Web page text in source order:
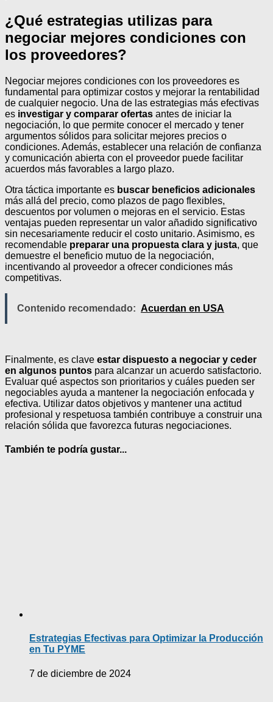
¿Qué estrategias utilizas para
negociar mejores condiciones con
los proveedores?
Negociar mejores condiciones con los proveedores es
fundamental para optimizar costos y mejorar la rentabilidad
de cualquier negocio. Una de las estrategias más efectivas
es investigar y comparar ofertas antes de iniciar la
negociación, lo que permite conocer el mercado y tener
argumentos sólidos para solicitar mejores precios o
condiciones. Además, establecer una relación de confianza
y comunicación abierta con el proveedor puede facilitar
acuerdos más favorables a largo plazo.
Otra táctica importante es buscar beneficios adicionales
más allá del precio, como plazos de pago flexibles,
descuentos por volumen o mejoras en el servicio. Estas
ventajas pueden representar un valor añadido significativo
sin necesariamente reducir el costo unitario. Asimismo, es
recomendable preparar una propuesta clara y justa, que
demuestre el beneficio mutuo de la negociación,
incentivando al proveedor a ofrecer condiciones más
competitivas.
Contenido recomendado: Acuerdan en USA
Finalmente, es clave estar dispuesto a negociar y ceder
en algunos puntos para alcanzar un acuerdo satisfactorio.
Evaluar qué aspectos son prioritarios y cuáles pueden ser
negociables ayuda a mantener la negociación enfocada y
efectiva. Utilizar datos objetivos y mantener una actitud
profesional y respetuosa también contribuye a construir una
relación sólida que favorezca futuras negociaciones.
También te podría gustar...
Estrategias Efectivas para Optimizar la Producción
en Tu PYME
7 de diciembre de 2024